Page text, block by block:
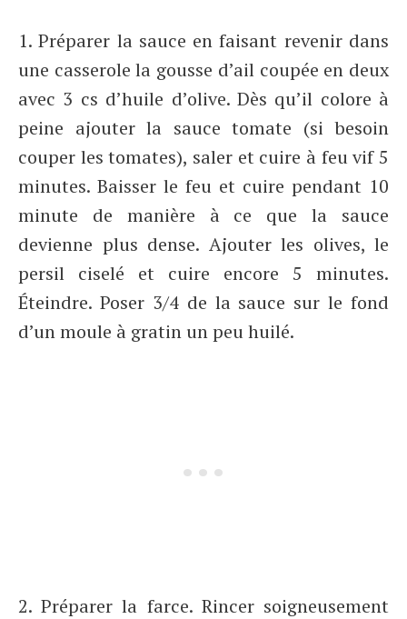
1. Préparer la sauce en faisant revenir dans
une casserole la gousse d’ail coupée en deux
avec 3 cs d’huile d’olive. Dès qu’il colore à
peine ajouter la sauce tomate (si besoin
couper les tomates), saler et cuire à feu vif 5
minutes. Baisser le feu et cuire pendant 10
minute de manière à ce que la sauce
devienne plus dense. Ajouter les olives, le
persil ciselé et cuire encore 5 minutes.
Éteindre. Poser 3/4 de la sauce sur le fond
d’un moule à gratin un peu huilé.
2. Préparer la farce. Rincer soigneusement